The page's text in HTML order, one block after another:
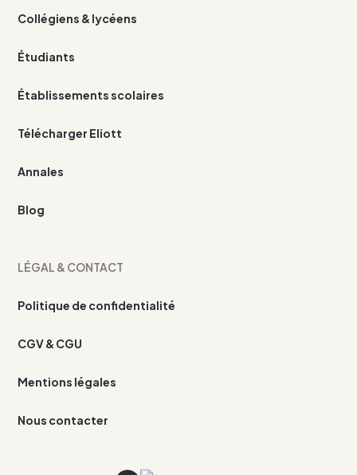
Collégiens & lycéens
Étudiants
Établissements scolaires
Télécharger Eliott
Annales
Blog
LÉGAL & CONTACT
Politique de confidentialité
CGV & CGU
Mentions légales
Nous contacter